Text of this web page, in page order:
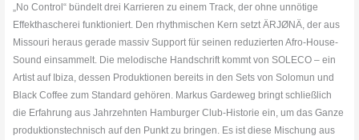
„No Control“ bündelt drei Karrieren zu einem Track, der ohne unnötige
Effekthascherei funktioniert. Den rhythmischen Kern setzt ÄRJØNÄ, der aus
Missouri heraus gerade massiv Support für seinen reduzierten Afro-House-
Sound einsammelt. Die melodische Handschrift kommt von SOLECO – ein
Artist auf Ibiza, dessen Produktionen bereits in den Sets von Solomun und
Black Coffee zum Standard gehören. Markus Gardeweg bringt schließlich
die Erfahrung aus Jahrzehnten Hamburger Club-Historie ein, um das Ganze
produktionstechnisch auf den Punkt zu bringen. Es ist diese Mischung aus